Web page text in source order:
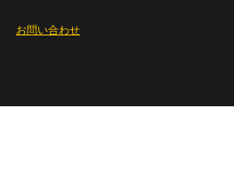
お問い合わせ